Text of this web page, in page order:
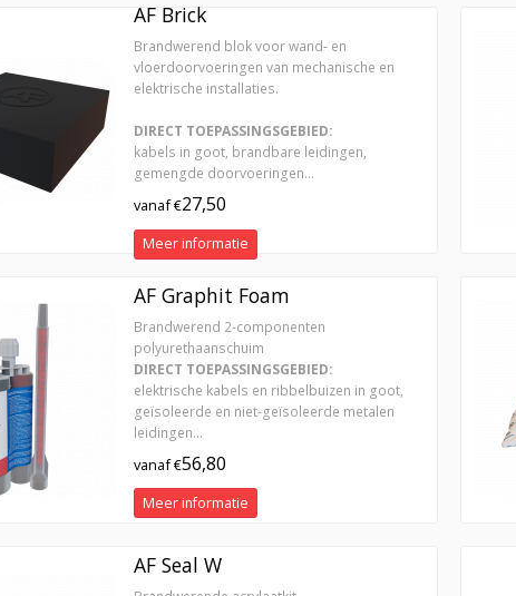
AF Brick
Brandwerend blok voor wand- en
vloerdoorvoeringen van mechanische en
elektrische installaties.
DIRECT TOEPASSINGSGEBIED:
kabels in goot, brandbare leidingen,
gemengde doorvoeringen...
vanaf €27,50
Meer informatie
AF Graphit Foam
Brandwerend 2-componenten
polyurethaanschuim
DIRECT TOEPASSINGSGEBIED:
elektrische kabels en ribbelbuizen in goot,
geïsoleerde en niet-geïsoleerde metalen
leidingen...
vanaf €56,80
Meer informatie
AF Seal W